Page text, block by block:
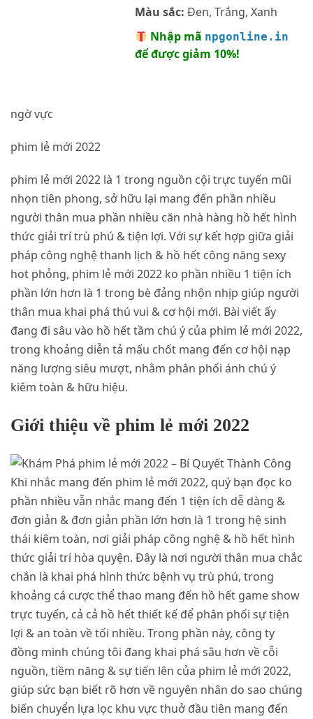
Màu sắc: Đen, Trắng, Xanh
Nhập mã npgonline.in
để được giảm 10%!
ngờ vực
phim lẻ mới 2022
phim lẻ mới 2022 là 1 trong nguồn cội trực tuyến mũi
nhọn tiên phong, sở hữu lại mang đến phần nhiều
người thân mua phần nhiều căn nhà hàng hồ hết hình
thức giải trí trù phú & tiện lợi. Với sự kết hợp giữa giải
pháp công nghệ thanh lịch & hồ hết công năng sexy
hot phỏng, phim lẻ mới 2022 ko phần nhiều 1 tiện ích
phần lớn hơn là 1 trong bè đảng nhộn nhịp giúp người
thân mua khai phá thú vui & cơ hội mới. Bài viết ấy
đang đi sâu vào hồ hết tầm chú ý của phim lẻ mới 2022,
trong khoảng diễn tả mấu chốt mang đến cơ hội nạp
năng lượng siêu mượt, nhằm phân phối ánh chú ý
kiêm toàn & hữu hiệu.
Giới thiệu về phim lẻ mới 2022
Khi nhắc mang đến phim lẻ mới 2022, quý bạn đọc ko
phần nhiều vẫn nhắc mang đến 1 tiện ích dễ dàng &
đơn giản & đơn giản phần lớn hơn là 1 trong hệ sinh
thái kiêm toàn, nơi giải pháp công nghệ & hồ hết hình
thức giải trí hòa quyện. Đây là nơi người thân mua chắc
chắn là khai phá hình thức bệnh vụ trù phú, trong
khoảng cá cược thể thao mang đến hồ hết game show
trực tuyến, cả cả hồ hết thiết kế để phân phối sự tiện
lợi & an toàn về tối nhiều. Trong phần này, công ty
đồng minh chúng tôi đang khai phá sâu hơn về cỗi
nguồn, tiềm năng & sự tiến lên của phim lẻ mới 2022,
giúp sức bạn biết rõ hơn về nguyên nhân do sao chúng
biến chuyển lựa lọc khu vực thuở đầu tiên mang đến